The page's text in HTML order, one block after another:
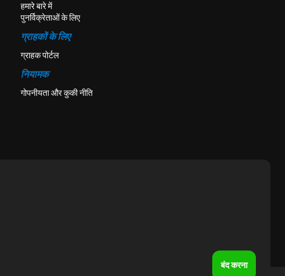
हमारे बारे में
पुनर्विक्रेताओं के लिए
ग्राहकों के लिए
ग्राहक पोर्टल
नियामक
गोपनीयता और कुकी नीति
बंद करना